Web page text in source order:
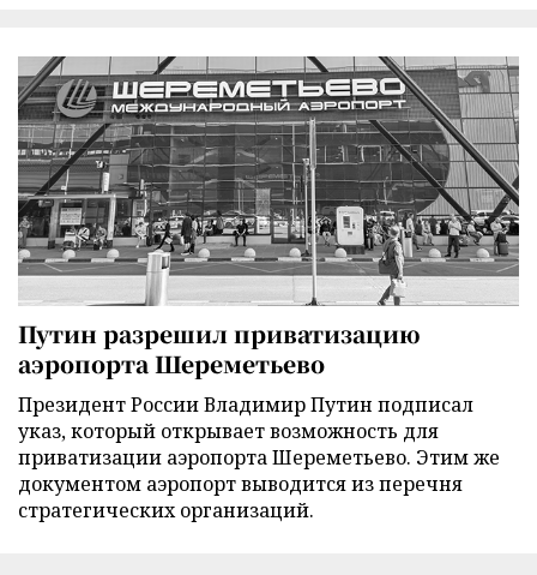
Путин разрешил приватизацию
аэропорта Шереметьево
Президент России Владимир Путин подписал
указ, который открывает возможность для
приватизации аэропорта Шереметьево. Этим же
документом аэропорт выводится из перечня
стратегических организаций.